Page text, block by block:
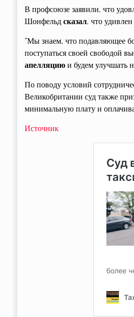
В профсоюзе заявили, что
Шонфельд сказал, что
“Мы знаем, что подавляющее
поступаться своей свободой
апелляциюи будем улучшать
По поводу условий
Великобритании суд также
минимальную плату и
Источник